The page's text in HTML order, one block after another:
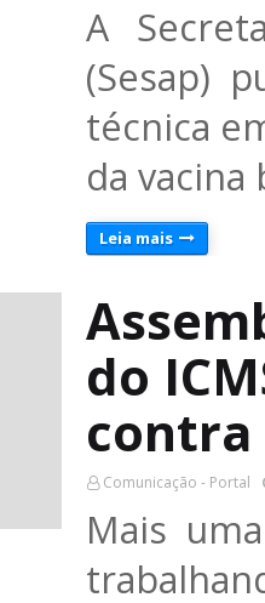
A
(Sesap)
técnica
da
Leia mais
do
contra
Comunicação - Portal
Mais